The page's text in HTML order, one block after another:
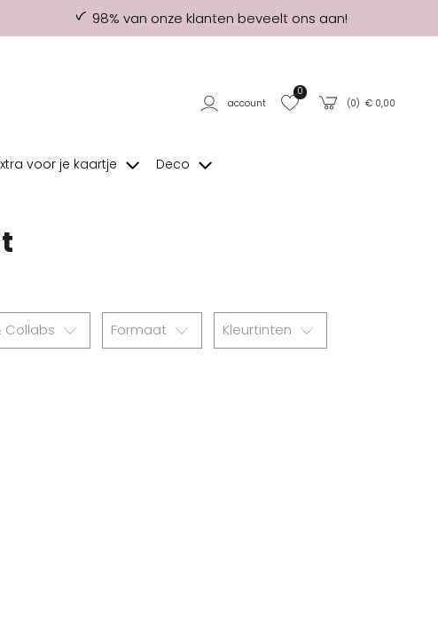
98% van onze klanten beveelt ons aan!
account
0
(0) € 0,00
voor je kaartje Deco
Collabs Formaat Kleurtinten